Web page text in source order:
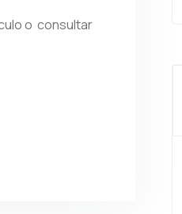
o consultar